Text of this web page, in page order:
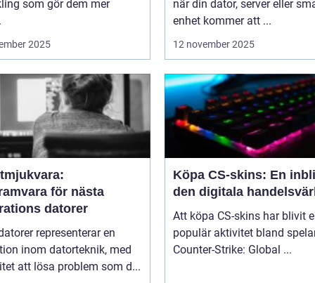
som gör dem mer
2025
när din dator, server eller
enhet kommer att ...
12 november 2025
för nästa
datorer
representerar en
inom datorteknik, med
att lösa problem som d...
Köpa CS-skins: En
den digitala
Att köpa CS-skins har blivit
populär aktivitet bland
Counter-Strike: Global ...